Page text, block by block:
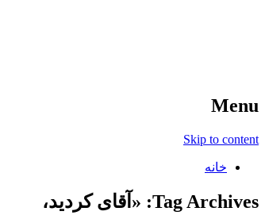
Menu
Skip to content
خانه
Tag Archives: «آقای کردید،